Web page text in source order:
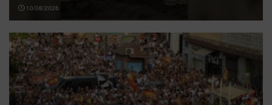
10/08/2026